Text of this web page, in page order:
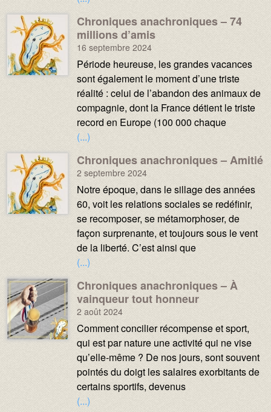
Média :
Image :
Chroniques anachroniques – 74
millions d’amis
16 septembre 2024
Texte :
Période heureuse, les grandes vacances
sont également le moment d’une triste
réalité : celui de l’abandon des animaux de
compagnie, dont la France détient le triste
record en Europe (100 000 chaque
(...)
Média :
Image : Chroniques anachroniques – Amitié
2 septembre 2024
Texte :
Notre époque, dans le sillage des années
60, voit les relations sociales se redéfinir,
se recomposer, se métamorphoser, de
façon surprenante, et toujours sous le vent
de la liberté. C’est ainsi que
(...)
Média :
Image :
Chroniques anachroniques – À
vainqueur tout honneur
2 août 2024
Texte :
Comment concilier récompense et sport,
qui est par nature une activité qui ne vise
qu’elle-même ? De nos jours, sont souvent
pointés du doigt les salaires exorbitants de
certains sportifs, devenus
(...)